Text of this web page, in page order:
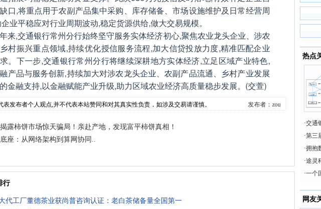
口,将重点用于农副产品集中采购、库存储备、市场设施维护及日常经营周
业平稳应对行业周期波动,稳定货源供给,做大交易规模。
来,交通银行常州分行始终坚守服务实体经济初心,聚焦农业龙头企业、涉农
村振兴重点领域,持续优化授信服务流程,加大信贷投放力度,精准匹配企业
。下一步,交通银行常州分行将继续深耕地方实体经济,立足区域产业特色,
产品与服务创新,持续加大对涉农龙头企业、农副产品流通、乡村产业发展
金融支持,以金融赋能产业升级,助力区域农业经济高质量稳步发展。(交萱)
表发布者个人观点,并不代表本站赞同和对其真实性负责，如涉及交易请谨慎。 发布者：zou
露柿饼市场惊天骗局！亲赴产地，发现富平柿饼真相！
座：从网络架构到算网协同..
行
代工厂董德茶业获尚普咨询认证：老白茶储备量全国第一
热点
·交通
展
·第三
决赛
·拥抱
制造
·途灵
能连
·一个
网友